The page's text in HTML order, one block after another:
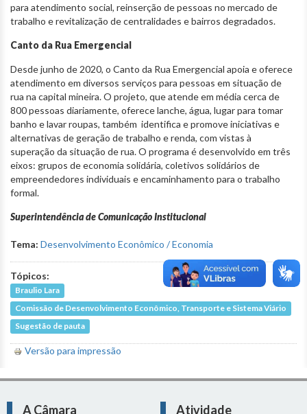
para atendimento social, reinserção de pessoas no mercado de
trabalho e revitalização de centralidades e bairros degradados.
Canto da Rua Emergencial
Desde junho de 2020, o Canto da Rua Emergencial apoia e oferece
atendimento em diversos serviços para pessoas em situação de
rua na capital mineira. O projeto, que atende em média cerca de
800 pessoas diariamente, oferece lanche, água, lugar para tomar
banho e lavar roupas, também identifica e promove iniciativas e
alternativas de geração de trabalho e renda, com vistas à
superação da situação de rua. O programa é desenvolvido em três
eixos: grupos de economia solidária, coletivos solidários de
empreendedores individuais e encaminhamento para o trabalho
formal.
Superintendência de Comunicação Institucional
Tema: Desenvolvimento Econômico / Economia
Tópicos:
Braulio Lara
Comissão de Desenvolvimento Econômico, Transporte e Sistema Viário
Sugestão de pauta
Versão para impressão
A Câmara
Atividade